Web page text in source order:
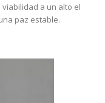
a un alto el
paz estable.